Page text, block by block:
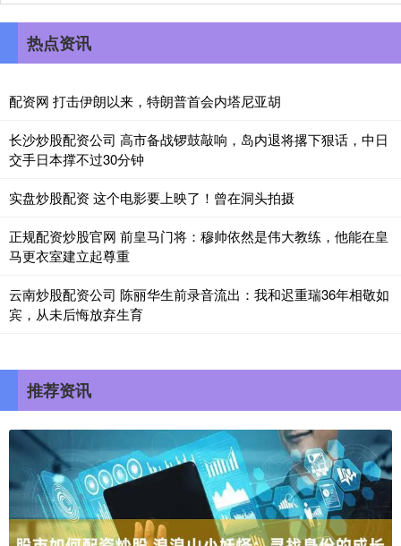
热点资讯
配资网 打击伊朗以来，特朗普首会内塔尼亚胡
长沙炒股配资公司 高市备战锣鼓敲响，岛内退将撂下狠话，中日
交手日本撑不过30分钟
实盘炒股配资 这个电影要上映了！曾在洞头拍摄
正规配资炒股官网 前皇马门将：穆帅依然是伟大教练，他能在皇
马更衣室建立起尊重
云南炒股配资公司 陈丽华生前录音流出：我和迟重瑞36年相敬如
宾，从未后悔放弃生育
推荐资讯